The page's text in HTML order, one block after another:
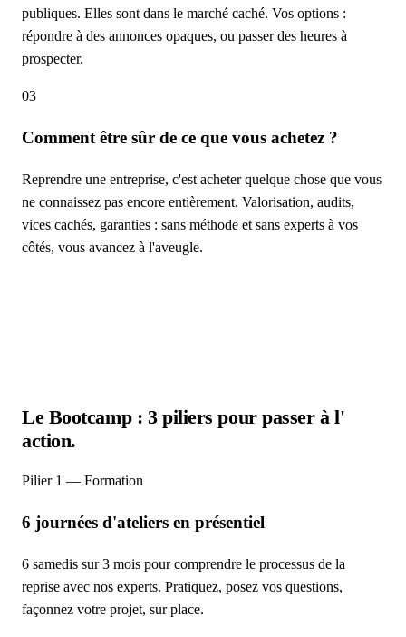
publiques. Elles sont dans le marché caché. Vos options :
répondre à des annonces opaques, ou passer des heures à
prospecter.
03
Comment être sûr de ce que vous achetez ?
Reprendre une entreprise, c'est acheter quelque chose que vous
ne connaissez pas encore entièrement. Valorisation, audits,
vices cachés, garanties : sans méthode et sans experts à vos
côtés, vous avancez à l'aveugle.
Le Bootcamp : 3 piliers pour passer à l'
action.
Pilier 1 — Formation
6 journées d'ateliers en présentiel
6 samedis sur 3 mois pour comprendre le processus de la
reprise avec nos experts. Pratiquez, posez vos questions,
façonnez votre projet, sur place.